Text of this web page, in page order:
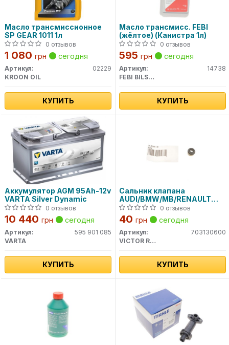
Масло трансмиссионное
SP GEAR 1011 1л
0 отзывов
1 080 грн сегодня
Артикул:
02229
KROON OIL
КУПИТЬ
Масло трансмисс. FEBI
(жёлтое) (Канистра 1л)
0 отзывов
595 грн сегодня
Артикул:
14738
FEBI BILSTEIN
КУПИТЬ
Аккумулятор AGM 95Ah-12v
VARTA Silver Dynamic
0 отзывов
10 440 грн сегодня
Артикул:
595 901 085
VARTA
КУПИТЬ
Сальник клапана
AUDI/BMW/MB/RENAULT
/VW 70-31306-00 VICTOR
REINZ
0 отзывов
40 грн сегодня
Артикул:
703130600
VICTOR REINZ
КУПИТЬ